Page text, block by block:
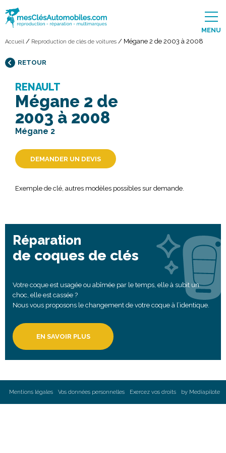
MENU
Accueil / Reproduction de clés de voitures / Mégane 2 de 2003 à 2008
RETOUR
RENAULT
Mégane 2 de
2003 à 2008
Mégane 2
DEMANDER UN DEVIS
Exemple de clé, autres modèles possibles sur demande.
Réparation
de coques de clés
Votre coque est usagée ou abîmée par le temps, elle à subit un
choc, elle est cassée ?
Nous vous proposons le changement de votre coque à l’identique.
EN SAVOIR PLUS
Mentions légales Vos données personnelles Exercez vos droits by Mediapilote